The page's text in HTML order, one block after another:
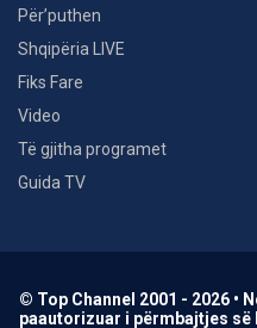
Për’puthen
Shqipëria LIVE
Fiks Fare
Video
Të gjitha programet
Guida TV
© Top Channel 2001 - 2026 •
paautorizuar i përmbajtjes së